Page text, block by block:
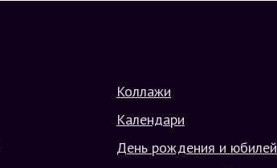
Коллажи
Календари
День рождения и юбилей